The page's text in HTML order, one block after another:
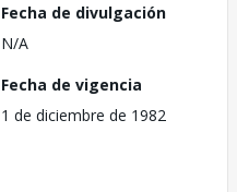
Fecha de divulgación
N/A
Fecha de vigencia
1 de diciembre de 1982